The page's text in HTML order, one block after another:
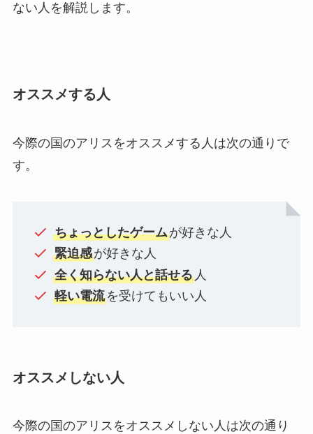
ない人を解説します。
オススメする人
今際の国のアリスをオススメする人は次の通りで
す。
ちょっとしたゲームが好きな人
緊迫感が好きな人
全く知らない人と話せる 人
軽い電流を受けてもいい人
オススメしない人
今際の国のアリスをオススメしない人は次の通り